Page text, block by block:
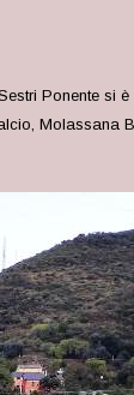
Ponente si
Molassana